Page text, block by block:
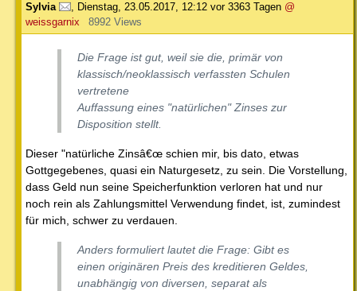
Sylvia , Dienstag, 23.05.2017, 12:12 vor 3363 Tagen @
weissgarnix
8992 Views
Die Frage ist gut, weil sie die, primär von
klassisch/neoklassisch verfassten Schulen
vertretene
Auffassung eines "natürlichen" Zinses zur
Disposition stellt.
Dieser "natürliche Zinsâ€œ schien mir, bis dato, etwas
Gottgegebenes, quasi ein Naturgesetz, zu sein. Die Vorstellung,
dass Geld nun seine Speicherfunktion verloren hat und nur
noch rein als Zahlungsmittel Verwendung findet, ist, zumindest
für mich, schwer zu verdauen.
Anders formuliert lautet die Frage: Gibt es
einen originären Preis des kreditieren Geldes,
unabhängig von diversen, separat als